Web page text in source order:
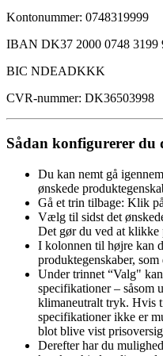
Kontonummer: 0748319999
IBAN DK37 2000 0748 3199
BIC NDEADKKK
CVR-nummer: DK36503998
Sådan konfigurerer
Du kan nemt gå
ønskede
Gå et trin tilbage: Klik
Vælg til sidst det
Det gør du ved at klikke
I kolonnen til højre kan
produktegenskaber,
Under trinnet “Valg"
specifikationer – såsom
klimaneutralt tryk. Hvis
specifikationer ikke er
blot blive vist
Derefter har du